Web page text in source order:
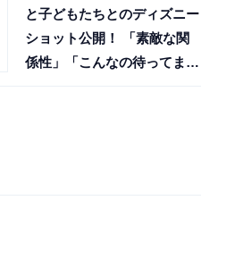
と子どもたちとのディズニー
ショット公開！ 「素敵な関
係性」「こんなの待ってまし